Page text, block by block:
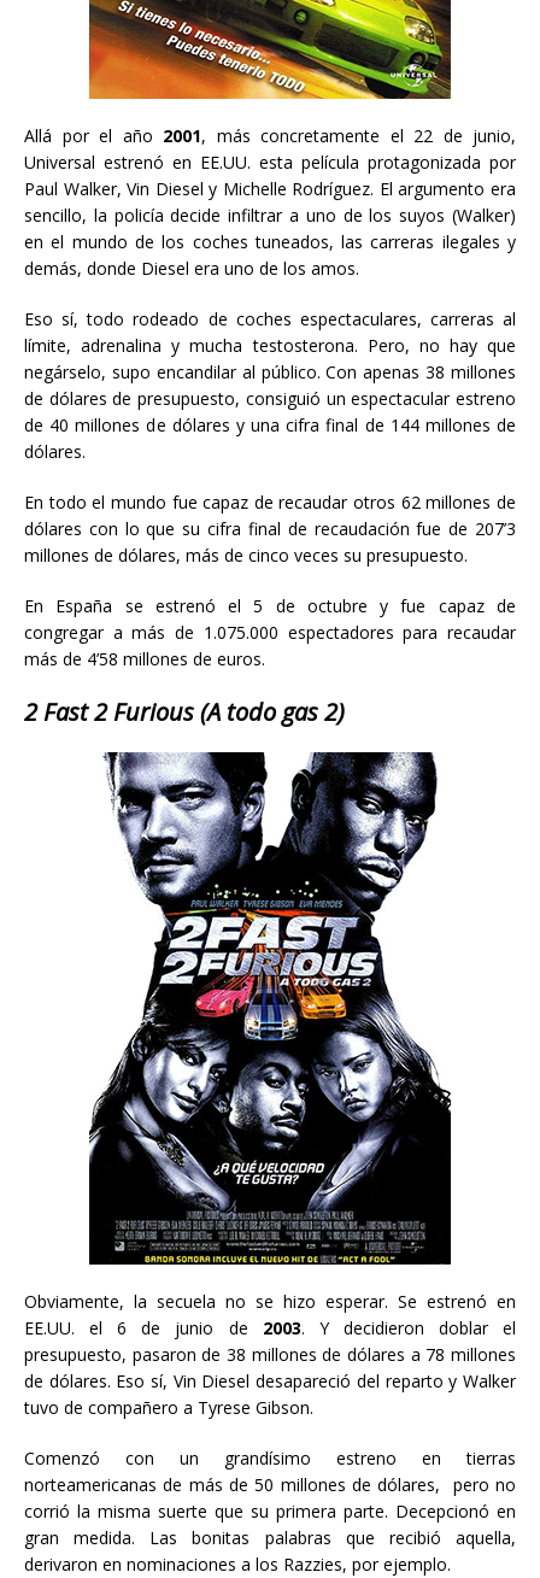
Allá por el año 2001, más concretamente el 22 de junio,
Universal estrenó en EE.UU. esta película protagonizada por
Paul Walker, Vin Diesel y Michelle Rodríguez. El argumento era
sencillo, la policía decide infiltrar a uno de los suyos (Walker)
en el mundo de los coches tuneados, las carreras ilegales y
demás, donde Diesel era uno de los amos.
Eso sí, todo rodeado de coches espectaculares, carreras al
límite, adrenalina y mucha testosterona. Pero, no hay que
negárselo, supo encandilar al público. Con apenas 38 millones
de dólares de presupuesto, consiguió un espectacular estreno
de 40 millones de dólares y una cifra final de 144 millones de
dólares.
En todo el mundo fue capaz de recaudar otros 62 millones de
dólares con lo que su cifra final de recaudación fue de 207’3
millones de dólares, más de cinco veces su presupuesto.
En España se estrenó el 5 de octubre y fue capaz de
congregar a más de 1.075.000 espectadores para recaudar
más de 4’58 millones de euros.
2 Fast 2 Furious (A todo gas 2)
Obviamente, la secuela no se hizo esperar. Se estrenó en
EE.UU. el 6 de junio de 2003. Y decidieron doblar el
presupuesto, pasaron de 38 millones de dólares a 78 millones
de dólares. Eso sí, Vin Diesel desapareció del reparto y Walker
tuvo de compañero a Tyrese Gibson.
Comenzó con un grandísimo estreno en tierras
norteamericanas de más de 50 millones de dólares, pero no
corrió la misma suerte que su primera parte. Decepcionó en
gran medida. Las bonitas palabras que recibió aquella,
derivaron en nominaciones a los Razzies, por ejemplo.